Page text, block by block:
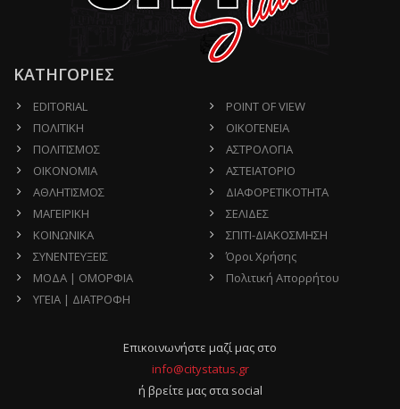
ΚΑΤΗΓΟΡΙΕΣ
EDITORIAL
ΠΟΛΙΤΙΚΗ
ΠΟΛΙΤΙΣΜΟΣ
ΟΙΚΟΝΟΜΙΑ
ΑΘΛΗΤΙΣΜΟΣ
ΜΑΓΕΙΡΙΚΗ
ΚΟΙΝΩΝΙΚΑ
ΣΥΝΕΝΤΕΥΞΕΙΣ
ΜΟΔΑ | ΟΜΟΡΦΙΑ
ΥΓΕΙΑ | ΔΙΑΤΡΟΦΗ
POINT OF VIEW
ΟΙΚΟΓΕΝΕΙΑ
ΑΣΤΡΟΛΟΓΙΑ
ΑΣΤΕΙΑΤΟΡΙΟ
ΔΙΑΦΟΡΕΤΙΚΟΤΗΤΑ
ΣΕΛΙΔΕΣ
ΣΠΙΤΙ-ΔΙΑΚΟΣΜΗΣΗ
Όροι Χρήσης
Πολιτική Απορρήτου
Επικοινωνήστε μαζί μας στο
info@citystatus.gr
ή βρείτε μας στα social